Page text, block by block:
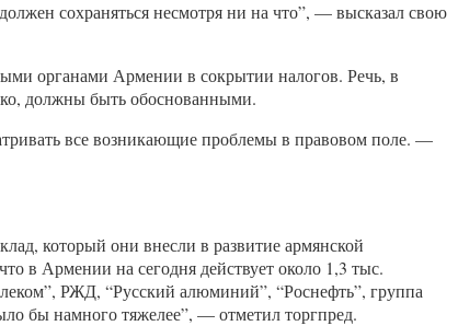
сохраняться несмотря ни на что”, — высказал свою
органами Армении в сокрытии налогов. Речь, в
должны быть обоснованными.
все возникающие проблемы в правовом поле. —
который они внесли в развитие армянской
в Армении на сегодня действует около 1,3 тыс.
РЖД, “Русский алюминий”, “Роснефть”, группа
бы намного тяжелее”, — отметил торгпред.